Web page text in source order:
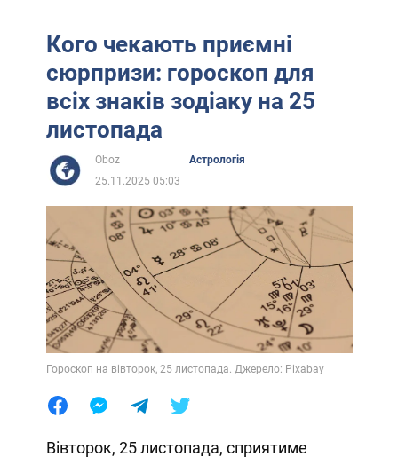
Кого чекають приємні
сюрпризи: гороскоп для
всіх знаків зодіаку на 25
листопада
Oboz
Астрологія
25.11.2025 05:03
Гороскоп на вівторок, 25 листопада. Джерело: Pixabay
Вівторок, 25 листопада, сприятиме